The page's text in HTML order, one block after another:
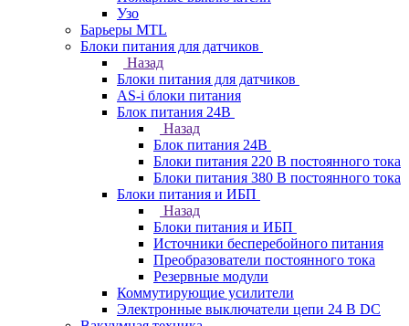
Узо
Барьеры MTL
Блоки питания для датчиков
Назад
Блоки питания для датчиков
AS-i блоки питания
Блок питания 24В
Назад
Блок питания 24В
Блоки питания 220 В постоянного тока
Блоки питания 380 В постоянного тока
Блоки питания и ИБП
Назад
Блоки питания и ИБП
Источники бесперебойного питания
Преобразователи постоянного тока
Резервные модули
Коммутирующие усилители
Электронные выключатели цепи 24 В DC